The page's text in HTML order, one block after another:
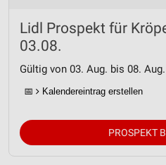
Lidl Prospekt für
03.08.
Gültig von 03. Aug. bis 08. Aug.
📅 Kalendereintrag erstellen
PROSPEKT